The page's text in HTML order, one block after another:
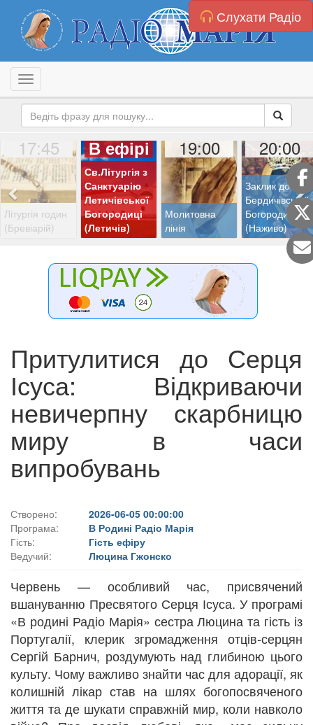
Слухати Радіо
Toggle navigation
17:45
Літургія годин
(Бревіарій)
В ефірі
Св.Літургія з
Санктуарію
Летичівської
Богородиці
(Летичів)
19:00
Молитовна
лінія
20:00
Заклик до
Бердичівської
Богородиці
(Наживо)
Притулитися до Серця
Ісуса: Відкриваючи
невичерпну скарбницю
миру в часи
випробувань
Створено:
2026-06-05 00:00:00
Програма:
В Родині Радіо Марія
Гість:
Гість ефіру
Ведучий:
Люцина Гжонско
Червень — особливий час, присвячений
вшануванню Пресвятого Серця Ісуса. У програмі
«В родині Радіо Марія» сестра Люцина та гість із
Португалії, клерик згромадження отців-серцян
Сергій Барнич, роздумують над глибиною цього
культу. Чому важливо знайти час для адорації, як
колишній лікар став на шлях богопосвяченого
життя та де шукати справжній мир, коли навколо